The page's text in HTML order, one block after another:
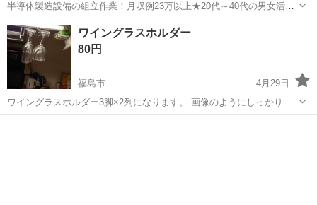
半導体製造設備の組立作業！月収例23万以上★20代～40代の男女活躍
中中！社会保険完備！送迎あり！◎マイカー通勤OK＆無料駐車場完
備！作業着無償貸与◎食堂利用可★《宮城県黒川郡大和町》 人気の工
場のお仕事 ◇半導体製造設備...
宮城 泉中央駅 その他
ワイングラスホルダー
80円
福島市
4月29日
ワイングラスホルダー3脚×2列になります。 画像のようにしっかり固
定されるタイプになります。